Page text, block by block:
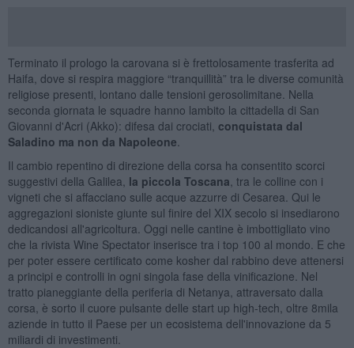
Terminato il prologo la carovana si è frettolosamente trasferita ad
Haifa, dove si respira maggiore “tranquillità” tra le diverse comunità
religiose presenti, lontano dalle tensioni gerosolimitane. Nella
seconda giornata le squadre hanno lambito la cittadella di San
Giovanni d'Acri (Akko): difesa dai crociati, conquistata dal
Saladino ma non da Napoleone
Il cambio repentino di direzione della corsa ha consentito scorci
suggestivi della Galilea, la piccola Toscana , tra le colline con i
vigneti che si affacciano sulle acque azzurre di Cesarea. Qui le
aggregazioni sioniste giunte sul finire del XIX secolo si insediarono
dedicandosi all'agricoltura. Oggi nelle cantine è imbottigliato vino
che la rivista Wine Spectator inserisce tra i top 100 al mondo. E che
per poter essere certificato come kosher dal rabbino deve attenersi
a principi e controlli in ogni singola fase della vinificazione. Nel
tratto pianeggiante della periferia di Netanya, attraversato dalla
corsa, è sorto il cuore pulsante delle start up high-tech, oltre 8mila
aziende in tutto il Paese per un ecosistema dell'innovazione da 5
miliardi di investimenti.